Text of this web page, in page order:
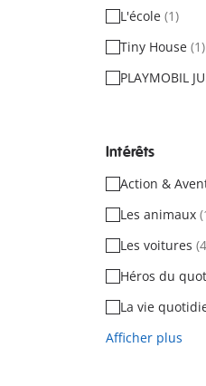
L'école (1)
Tiny House (1)
PLAYMOBIL
Intérêts
Action &
Les animaux
Les voitures
Héros du
La vie
Afficher plus